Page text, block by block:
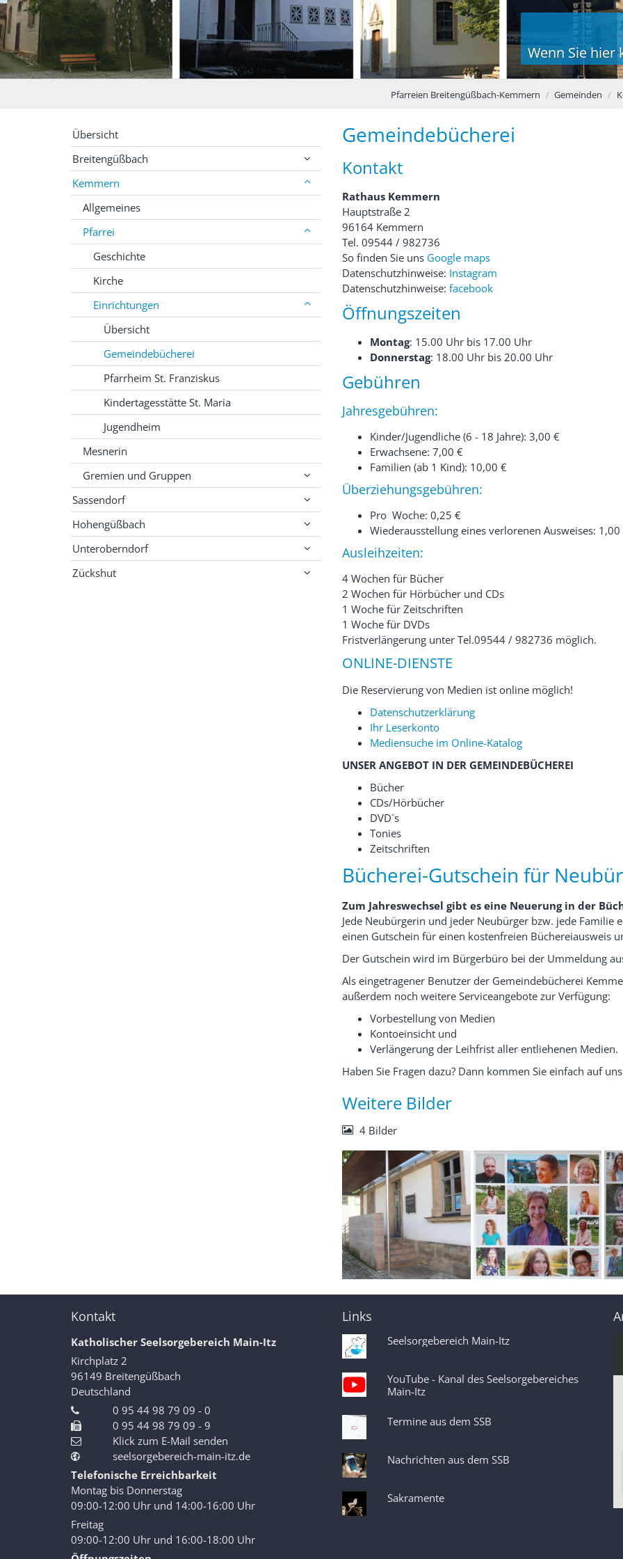
Wenn Sie hier
Pfarreien Breitengüßbach-Kemmern Gemeinden
Gemeindebücherei
Kontakt
Rathaus Kemmern
Hauptstraße 2
96164 Kemmern
Tel. 09544 / 982736
So finden Sie uns Google maps
Datenschutzhinweise: Instagram
Datenschutzhinweise: facebook
Öffnungszeiten
Montag: 15.00 Uhr bis 17.00 Uhr
Donnerstag: 18.00 Uhr bis 20.00 Uhr
Gebühren
Jahresgebühren:
Kinder/Jugendliche (6 - 18 Jahre): 3,00 €
Erwachsene: 7,00 €
Familien (ab 1 Kind): 10,00 €
Überziehungsgebühren:
Pro Woche: 0,25 €
Wiederausstellung eines verlorenen Ausweises: 1,00
Ausleihzeiten:
4 Wochen für Bücher
2 Wochen für Hörbücher und CDs
1 Woche für Zeitschriften
1 Woche für DVDs
Fristverlängerung unter Tel.09544 / 982736 möglich.
ONLINE-DIENSTE
Die Reservierung von Medien ist online möglich!
Datenschutzerklärung
Ihr Leserkonto
Mediensuche im Online-Katalog
UNSER ANGEBOT IN DER GEMEINDEBÜCHEREI
Bücher
CDs/Hörbücher
DVD´s
Tonies
Zeitschriften
Bücherei-Gutschein für
Zum Jahreswechsel gibt es eine Neuerung in der
Jede Neubürgerin und jeder Neubürger bzw. jede
einen Gutschein für einen kostenfreien Büchereiausweis
Der Gutschein wird im Bürgerbüro bei der Ummeldung
Als eingetragener Benutzer der Gemeindebücherei
außerdem noch weitere Serviceangebote zur Verfügung:
Vorbestellung von Medien
Kontoeinsicht und
Verlängerung der Leihfrist aller entliehenen Medien.
Haben Sie Fragen dazu? Dann kommen Sie einfach auf
Weitere Bilder
4 Bilder
Übersicht
Breitengüßbach
Kemmern
Allgemeines
Pfarrei
Geschichte
Kirche
Einrichtungen
Übersicht
Gemeindebücherei
Pfarrheim St. Franziskus
Kindertagesstätte St. Maria
Jugendheim
Mesnerin
Gremien und Gruppen
Sassendorf
Hohengüßbach
Unteroberndorf
Zückshut
Kontakt
Katholischer Seelsorgebereich Main-Itz
Kirchplatz 2
96149 Breitengüßbach
Deutschland
0 95 44 98 79 09 - 0
0 95 44 98 79 09 - 9
Klick zum E-Mail senden
seelsorgebereich-main-itz.de
Telefonische Erreichbarkeit
Montag bis Donnerstag
09:00-12:00 Uhr und 14:00-16:00 Uhr
Freitag
09:00-12:00 Uhr und 16:00-18:00 Uhr
Links
Seelsorgebereich Main-Itz
YouTube - Kanal des Seelsorgebereiches
Main-Itz
Termine aus dem SSB
Nachrichten aus dem SSB
Sakramente